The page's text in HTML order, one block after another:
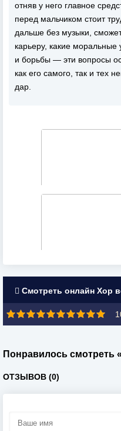
отняв у него главное
перед мальчиком стоит
дальше без музыки,
карьеру, какие моральные
и борьбы — эти вопросы
как его самого, так и тех
дар.
Смотреть онлайн Хор
Понравилось смотреть
ОТЗЫВОВ (0)